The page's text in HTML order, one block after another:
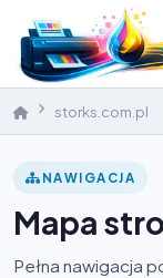
storks.com.pl
NAWIGACJA
Mapa
Pełna nawigacja